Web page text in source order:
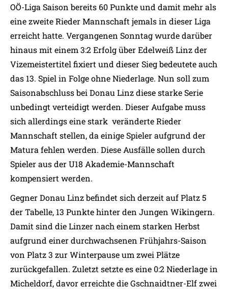
OÖ-Liga Saison bereits 60 Punkte und damit mehr als
eine zweite Rieder Mannschaft jemals in dieser Liga
erreicht hatte. Vergangenen Sonntag wurde darüber
hinaus mit einem 3:2 Erfolg über Edelweiß Linz der
Vizemeistertitel fixiert und dieser Sieg bedeutete auch
das 13. Spiel in Folge ohne Niederlage. Nun soll zum
Saisonabschluss bei Donau Linz diese starke Serie
unbedingt verteidigt werden. Dieser Aufgabe muss
sich allerdings eine stark veränderte Rieder
Mannschaft stellen, da einige Spieler aufgrund der
Matura fehlen werden. Diese Ausfälle sollen durch
Spieler aus der U18 Akademie-Mannschaft
kompensiert werden.
Gegner Donau Linz befindet sich derzeit auf Platz 5
der Tabelle, 13 Punkte hinter den Jungen Wikingern.
Damit sind die Linzer nach einem starken Herbst
aufgrund einer durchwachsenen Frühjahrs-Saison
von Platz 3 zur Winterpause um zwei Plätze
zurückgefallen. Zuletzt setzte es eine 0:2 Niederlage in
Micheldorf, davor erreichte die Gschnaidtner-Elf zwei